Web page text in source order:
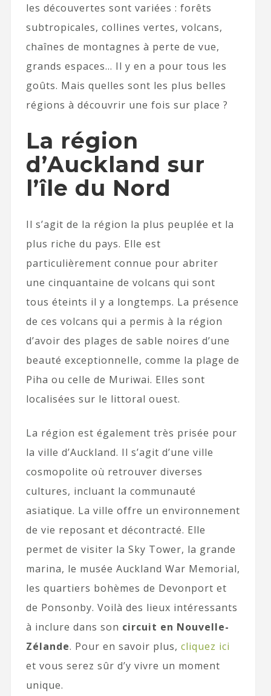
les découvertes sont variées : forêts
subtropicales, collines vertes, volcans,
chaînes de montagnes à perte de vue,
grands espaces… Il y en a pour tous les
goûts. Mais quelles sont les plus belles
régions à découvrir une fois sur place ?
La région
d’Auckland sur
l’île du Nord
Il s’agit de la région la plus peuplée et la
plus riche du pays. Elle est
particulièrement connue pour abriter
une cinquantaine de volcans qui sont
tous éteints il y a longtemps. La présence
de ces volcans qui a permis à la région
d’avoir des plages de sable noires d’une
beauté exceptionnelle, comme la plage de
Piha ou celle de Muriwai. Elles sont
localisées sur le littoral ouest.
La région est également très prisée pour
la ville d’Auckland. Il s’agit d’une ville
cosmopolite où retrouver diverses
cultures, incluant la communauté
asiatique. La ville offre un environnement
de vie reposant et décontracté. Elle
permet de visiter la Sky Tower, la grande
marina, le musée Auckland War Memorial,
les quartiers bohèmes de Devonport et
de Ponsonby. Voilà des lieux intéressants
à inclure dans son circuit en Nouvelle-
Zélande. Pour en savoir plus, cliquez ici
et vous serez sûr d’y vivre un moment
unique.